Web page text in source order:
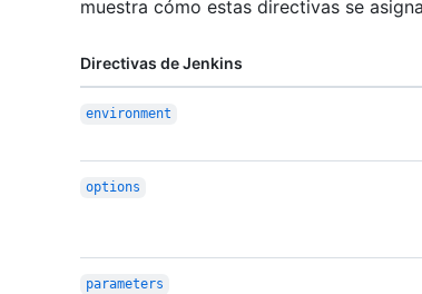
muestra cómo estas directivas se
Directivas de Jenkins
environment
options
parameters